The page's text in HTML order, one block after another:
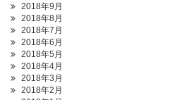
2018年9月
2018年8月
2018年7月
2018年6月
2018年5月
2018年4月
2018年3月
2018年2月